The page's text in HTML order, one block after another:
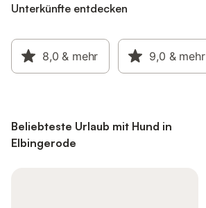
Unterkünfte entdecken
8,0 & mehr 9,0 & mehr
Beliebteste Urlaub mit Hund in
Elbingerode